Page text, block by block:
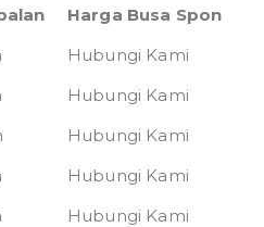
Harga Busa Spon
Hubungi Kami
Hubungi Kami
Hubungi Kami
Hubungi Kami
Hubungi Kami